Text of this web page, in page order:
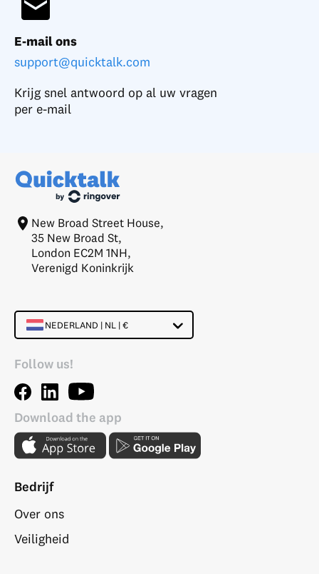
E-mail ons
support@quicktalk.com
Krijg snel antwoord op al uw vragen
per e-mail
New Broad Street House,
35 New Broad St,
London EC2M 1NH,
Verenigd Koninkrijk
NEDERLAND | NL | €
Follow us!
Download the app
Bedrijf
Over ons
Veiligheid